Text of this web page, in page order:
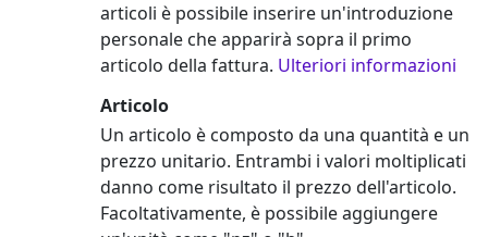
articoli è possibile inserire un'introduzione
personale che apparirà sopra il primo
articolo della fattura. Ulteriori informazioni
Articolo
Un articolo è composto da una quantità e un
prezzo unitario. Entrambi i valori moltiplicati
danno come risultato il prezzo dell'articolo.
Facoltativamente, è possibile aggiungere